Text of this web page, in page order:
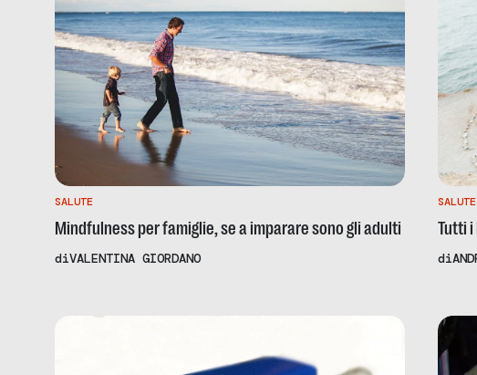
SALUTE
Mindfulness per famiglie, se a imparare sono gli adulti
diVALENTINA GIORDANO
SALUTE
Tutti
di